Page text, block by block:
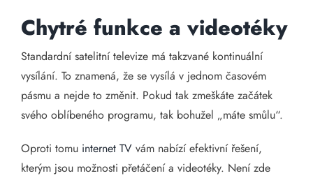
Chytré funkce a videotéky
Standardní satelitní televize má takzvané kontinuální
vysílání. To znamená, že se vysílá v jednom časovém
pásmu a nejde to změnit. Pokud tak zmeškáte začátek
svého oblíbeného programu, tak bohužel „máte smůlu“.
Oproti tomu internet TV vám nabízí efektivní řešení,
kterým jsou možnosti přetáčení a videotéky. Není zde